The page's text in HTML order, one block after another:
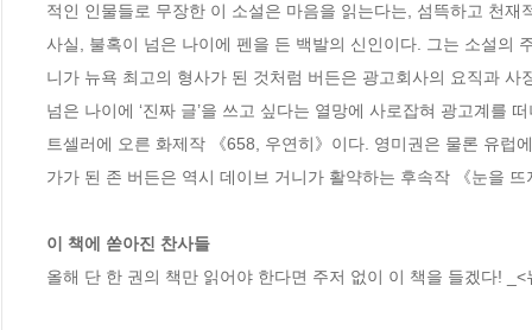
적인 인물들로 무장한 이 소설은 마음을 읽는다는, 섬뜩하고 천재
사실, 불혹이 넘은 나이에 펜을 든 백발의 신인이다. 그는 소설의
니가 뉴욕 최고의 형사가 된 것처럼 버든은 광고회사의 요직과 사
넘은 나이에 ‘진짜 글’을 쓰고 싶다는 열망에 사로잡혀 광고계를
트셀러에 오른 화제작 《658, 우연히》이다. 영미권은 물론 유럽
가가 된 존 버든은 역시 데이브 거니가 활약하는 후속작 《눈을
이 책에 쏟아진 찬사들
올해 단 한 권의 책만 읽어야 한다면 주저 없이 이 책을 들겠다! _<